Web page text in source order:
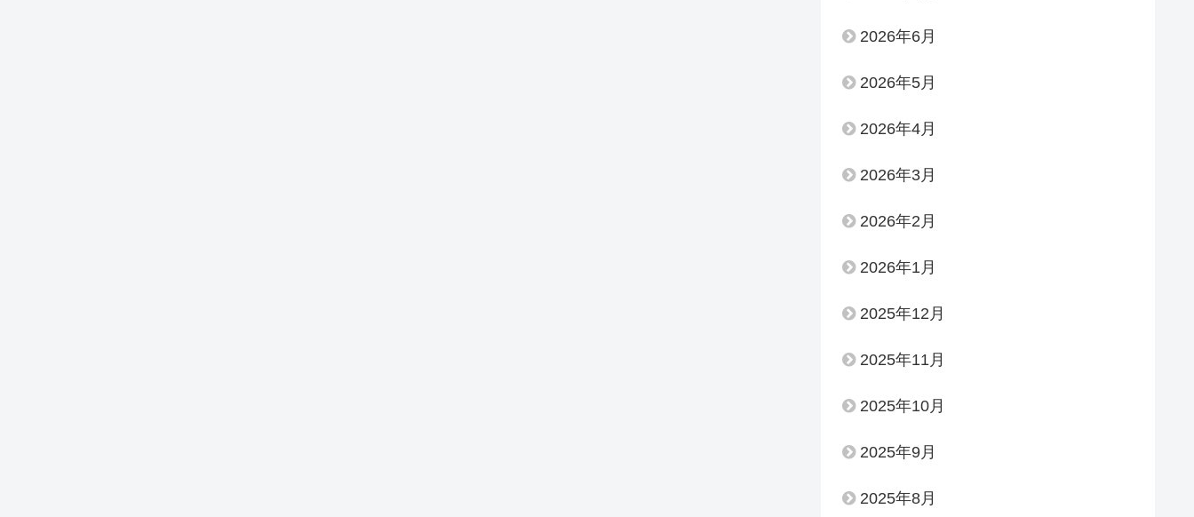
2026年6月
2026年5月
2026年4月
2026年3月
2026年2月
2026年1月
2025年12月
2025年11月
2025年10月
2025年9月
2025年8月